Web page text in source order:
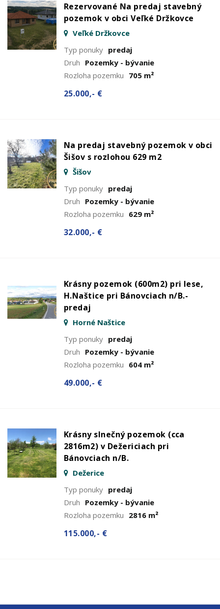
Rezervované Na predaj stavebný
pozemok v obci Veľké Držkovce
Veľké Držkovce
Typ ponuky predaj
Druh Pozemky - bývanie
Rozloha pozemku 705 m²
25.000,- €
Na predaj stavebný pozemok v obci
Šišov s rozlohou 629 m2
Šišov
Typ ponuky predaj
Druh Pozemky - bývanie
Rozloha pozemku 629 m²
32.000,- €
Krásny pozemok (600m2) pri lese,
H.Naštice pri Bánovciach n/B.-
predaj
Horné Naštice
Typ ponuky predaj
Druh Pozemky - bývanie
Rozloha pozemku 604 m²
49.000,- €
Krásny slnečný pozemok (cca
2816m2) v Dežericiach pri
Bánovciach n/B.
Dežerice
Typ ponuky predaj
Druh Pozemky - bývanie
Rozloha pozemku 2816 m²
115.000,- €